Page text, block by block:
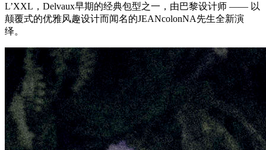
L’XXL，Delvaux早期的经典包型之一，由巴黎设计师 —— 以
颠覆式的优雅风趣设计而闻名的JEANcolonNA先生全新演
绎。